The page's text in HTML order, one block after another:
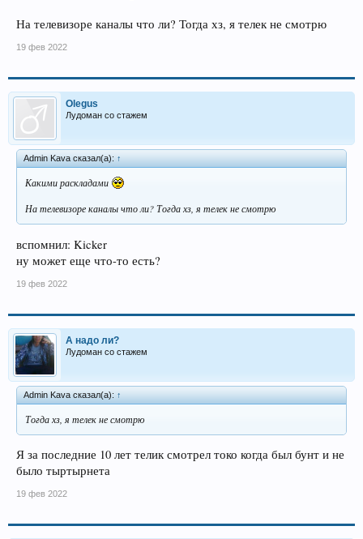
На телевизоре каналы что ли? Тогда хз, я телек не смотрю
19 фев 2022
Olegus
Лудоман со стажем
Admin Kava сказал(а): ↑
Какими раскладами
На телевизоре каналы что ли? Тогда хз, я телек не смотрю
вспомнил: Kicker
ну может еще что-то есть?
19 фев 2022
А надо ли?
Лудоман со стажем
Admin Kava сказал(а): ↑
Тогда хз, я телек не смотрю
Я за последние 10 лет телик смотрел токо когда был бунт и не
было тыртырнета
19 фев 2022